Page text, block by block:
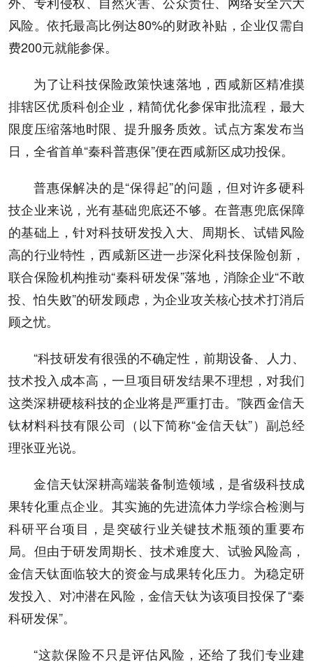
风险。依托最高比例达80%的财政补贴，企业仅需自
费200元就能参保。
为了让科技保险政策快速落地，西咸新区精准摸
排辖区优质科创企业，精简优化参保审批流程，最大
限度压缩落地时限、提升服务质效。试点方案发布当
日，全省首单“秦科普惠保”便在西咸新区成功投保。
普惠保解决的是“保得起”的问题，但对许多硬科
技企业来说，光有基础兜底还不够。在普惠兜底保障
的基础上，针对科技研发投入大、周期长、试错风险
高的行业特性，西咸新区进一步深化科技保险创新，
联合保险机构推动“秦科研发保”落地，消除企业“不敢
投、怕失败”的研发顾虑，为企业攻关核心技术打消后
顾之忧。
“科技研发有很强的不确定性，前期设备、人力、
技术投入成本高，一旦项目研发结果不理想，对我们
这类深耕硬核科技的企业将是严重打击。”陕西金信天
钛材料科技有限公司（以下简称“金信天钛”）副总经
理张亚光说。
金信天钛深耕高端装备制造领域，是省级科技成
果转化重点企业。其实施的先进流体力学综合检测与
科研平台项目，是突破行业关键技术瓶颈的重要布
局。但由于研发周期长、技术难度大、试验风险高，
金信天钛面临较大的资金与成果转化压力。为稳定研
发投入、对冲潜在风险，金信天钛为该项目投保了“秦
科研发保”。
“这款保险不只是评估风险，还给了我们专业建